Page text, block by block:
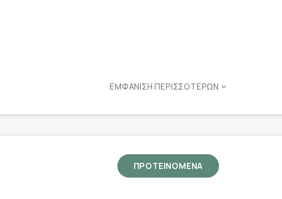
στη φυσιολογική λειτουργία της καρδιάς.
στη φυσιολογική λειτουργία του ανοσοποιητικού
στο φυσιολογικό σχηματισμό των ερυθρών
στη διαδικασία της κυτταρικής διαίρεσης, στο
ΕΜΦΆΝΙΣΗ ΠΕΡΙΣΣΌΤΕΡΩΝ
ΠΡΟΤΕΙΝΟΜΕΝΑ